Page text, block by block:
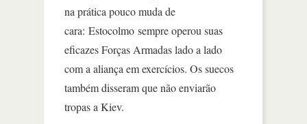
na prática pouco muda de
cara: Estocolmo sempre operou suas
eficazes Forças Armadas lado a lado
com a aliança em exercícios. Os suecos
também disseram que não enviarão
tropas a Kiev.